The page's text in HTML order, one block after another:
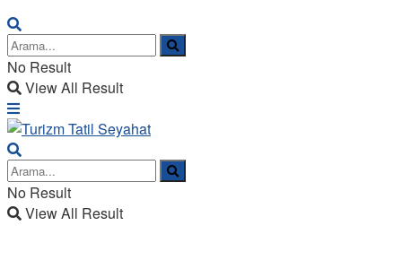
No Result
View All Result
No Result
View All Result